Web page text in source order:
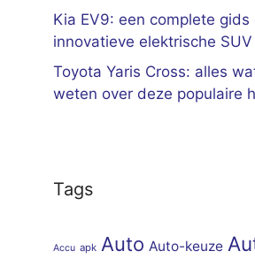
Kia EV9: een complete gids
innovatieve elektrische SUV
Toyota Yaris Cross: alles
weten over deze populaire
Tags
Accu apk Auto Auto-keuze